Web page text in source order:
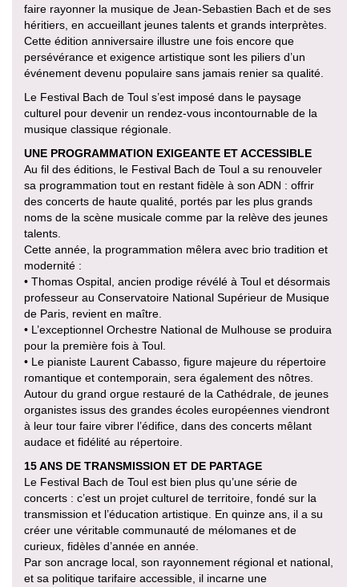
faire rayonner la musique de Jean-Sebastien Bach et de ses
héritiers, en accueillant jeunes talents et grands interprètes.
Cette édition anniversaire illustre une fois encore que
persévérance et exigence artistique sont les piliers d’un
événement devenu populaire sans jamais renier sa qualité.
Le Festival Bach de Toul s’est imposé dans le paysage
culturel pour devenir un rendez-vous incontournable de la
musique classique régionale.
UNE PROGRAMMATION EXIGEANTE ET ACCESSIBLE
Au fil des éditions, le Festival Bach de Toul a su renouveler
sa programmation tout en restant fidèle à son ADN : offrir
des concerts de haute qualité, portés par les plus grands
noms de la scène musicale comme par la relève des jeunes
talents.
Cette année, la programmation mêlera avec brio tradition et
modernité :
• Thomas Ospital, ancien prodige révélé à Toul et désormais
professeur au Conservatoire National Supérieur de Musique
de Paris, revient en maître.
• L’exceptionnel Orchestre National de Mulhouse se produira
pour la première fois à Toul.
• Le pianiste Laurent Cabasso, figure majeure du répertoire
romantique et contemporain, sera également des nôtres.
Autour du grand orgue restauré de la Cathédrale, de jeunes
organistes issus des grandes écoles européennes viendront
à leur tour faire vibrer l’édifice, dans des concerts mêlant
audace et fidélité au répertoire.
15 ANS DE TRANSMISSION ET DE PARTAGE
Le Festival Bach de Toul est bien plus qu’une série de
concerts : c’est un projet culturel de territoire, fondé sur la
transmission et l’éducation artistique. En quinze ans, il a su
créer une véritable communauté de mélomanes et de
curieux, fidèles d’année en année.
Par son ancrage local, son rayonnement régional et national,
et sa politique tarifaire accessible, il incarne une